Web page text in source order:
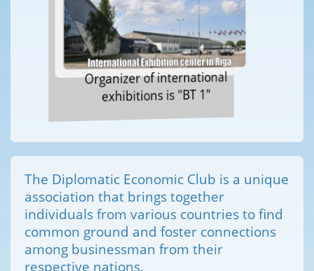
Organizer of international
exhibitions is "BT 1"
The Diplomatic Economic Club is a unique
association that brings together
individuals from various countries to find
common ground and foster connections
among businessman from their
respective nations.